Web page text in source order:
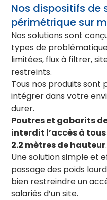
Nos dispositifs de
périmétrique sur
Nos solutions sont
types de
limitées, flux à filtrer,
restreints.
Tous nos produits sont
intégrer dans votre
durer.
Poutres et gabarits
interdit l’accès à
2.2 mètres de hauteur.
Une solution simple et
passage des poids
bien restreindre un
salariés d’un site.